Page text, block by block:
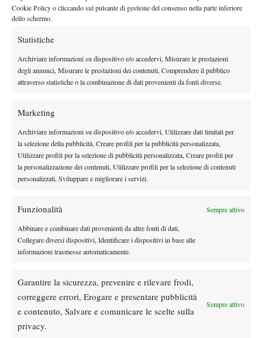
Cookie Policy o cliccando sul pulsante di gestione del consenso nella parte inferiore
dello schermo.
Statistiche
Archiviare informazioni su dispositivo e/o accedervi, Misurare le prestazioni
degli annunci, Misurare le prestazioni dei contenuti, Comprendere il pubblico
attraverso statistiche o la combinazione di dati provenienti da fonti diverse.
Marketing
Archiviare informazioni su dispositivo e/o accedervi, Utilizzare dati limitati per
la selezione della pubblicità, Creare profili per la pubblicità personalizzata,
Utilizzare profili per la selezione di pubblicità personalizzata, Creare profili per
la personalizzazione dei contenuti, Utilizzare profili per la selezione di contenuti
personalizzati, Sviluppare e migliorare i servizi.
Funzionalità Sempre attivo
Abbinare e combinare dati provenienti da altre fonti di dati,
Collegare diversi dispositivi, Identificare i dispositivi in base alle
informazioni trasmesse automaticamente.
Garantire la sicurezza, prevenire e rilevare frodi,
correggere errori, Erogare e presentare pubblicità
e contenuto, Salvare e comunicare le scelte sulla
privacy.
Sempre attivo
contro il gioco preciso e il potente servizio dell’avversario. Il
17enne di Atene ha comandato sin dall’inizio (break in apertura)
saranno la coppia italiana Vavassori/Volante (battuti
Bega/Bortolotti per 6-3 6-2) e il binomio formato dal turco
doppio sul campo numero 1, mentre sul Centrale alle ore 15 ci
sarà la prima semifinale Fortuna/Tsitsipas e non prima delle
17.30 il derby azzurro tra il lecchese Lorenzo Frigerio e Marco
Bortolotti.
Tabellone singolare, quarti di finale
L. Frigerio (ITA) [WC] b. A. Bega (ITA) [1] 7-6(2) 6-3, C.
Fortuna (ITA) b. P. Meis (GER) 5-7 7-6(8) 6-3, M. Bortolotti
(ITA) [3] b. K. Sultonov (UZB) [Q] 6-2 6-0, S. Tsitsipas (GRE) b.
Tabellone doppio, semifinali
T. Altuna (TUR) / A. Kapas (POL) b. C. Fortuna (ITA) / L.
Grigelis (LTU) [2] 6-1 5-7 10/8, A. Vavassori / M. Volante (ITA)
[4] b. A. Bega / M. Bortolotti (ITA) [1] 6-3 6-2.